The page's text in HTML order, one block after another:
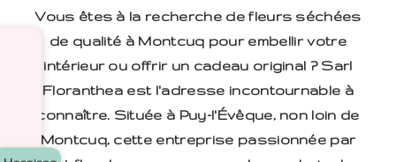
Vous êtes à la recherche de fleurs séchées
de qualité à Montcuq pour embellir votre
intérieur ou offrir un cadeau original ? Sarl
Floranthea est l'adresse incontournable à
connaître. Située à Puy-l'Évêque, non loin de
Montcuq, cette entreprise passionnée par